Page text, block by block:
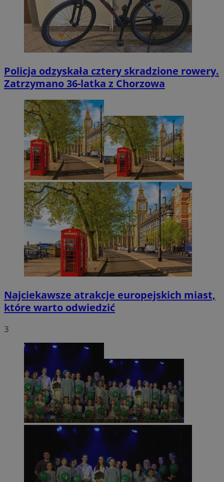
Policja odzyskała cztery skradzione rowery.
Zatrzymano 36-latka z Chorzowa
Najciekawsze atrakcje europejskich miast,
które warto odwiedzić
3